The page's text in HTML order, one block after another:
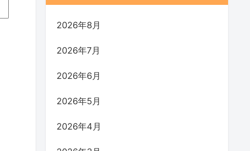
2026年8月
2026年7月
2026年6月
2026年5月
2026年4月